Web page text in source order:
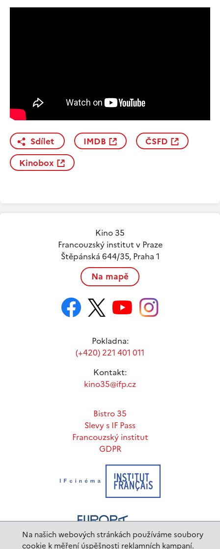
Na našich webových stránkách používáme soubory
cookie k měření úspěšnosti reklamních kampaní.
Sdílet IMDB
ČSFD
Kinobox
Kino 35
Francouzský institut v Praze
Štěpánská 644/35, Praha 1
Na mapě
Pokladna:
(+420) 221 401 011
Kontakt:
kino35@ifp.cz
Bistro 35
Slevy s IF Pass
Francouzský institut
GDPR